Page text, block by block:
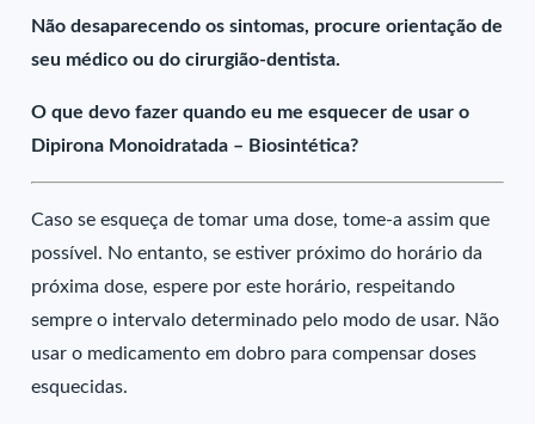
Não desaparecendo os sintomas, procure orientação de
seu médico ou do cirurgião-dentista.
O que devo fazer quando eu me esquecer de usar o
Dipirona Monoidratada – Biosintética?
Caso se esqueça de tomar uma dose, tome-a assim que
possível. No entanto, se estiver próximo do horário da
próxima dose, espere por este horário, respeitando
sempre o intervalo determinado pelo modo de usar. Não
usar o medicamento em dobro para compensar doses
esquecidas.